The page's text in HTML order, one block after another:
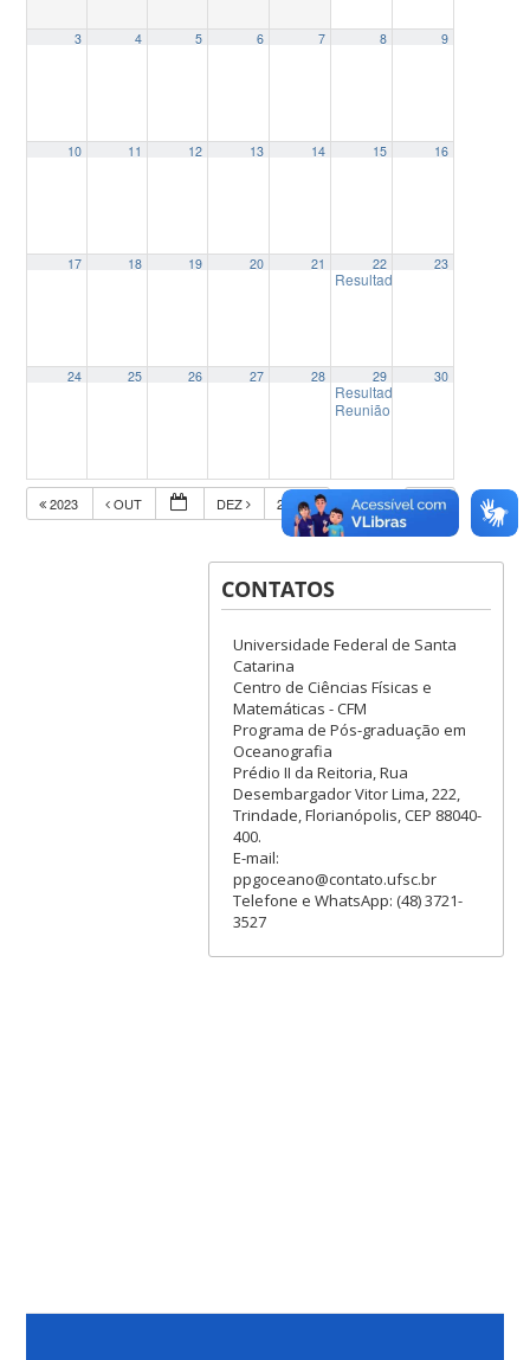
3 4 5 6 7 8 9
10 11 12 13 14 15 16
17 18 19 20 21 22
Resultado Preliminar do
23
24 25 26 27 28 29
Resultado Final Processo
Reunião Colegiado
30
2023 OUT DEZ 2025
CONTATOS
Universidade Federal de Santa
Catarina
Centro de Ciências Físicas e
Matemáticas - CFM
Programa de Pós-graduação em
Oceanografia
Prédio II da Reitoria, Rua
Desembargador Vitor Lima, 222,
Trindade, Florianópolis, CEP 88040-
400.
E-mail:
ppgoceano@contato.ufsc.br
Telefone e WhatsApp: (48) 3721-
3527